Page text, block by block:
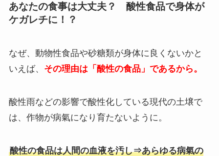
あなたの食事は大丈夫？ 酸性食品で身体が
ケガレチに！？
なぜ、動物性食品や砂糖類が身体に良くないかと
いえば、 その理由は「酸性の食品」であるから。
酸性雨などの影響で酸性化している現代の土壌で
は、作物が病氣になり育たないように。
酸性の食品は人間の血液を汚し⇒あらゆる病氣の